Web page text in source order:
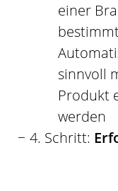
einer
sinnvoll
Produkt
werden
4. Schritt: